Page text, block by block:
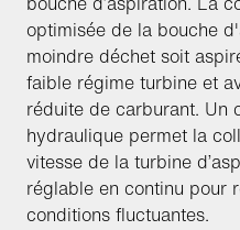
optimisée de la bouche
moindre déchet soit
faible régime turbine et
réduite de carburant. Un
hydraulique permet la
vitesse de la turbine
réglable en continu pour
conditions fluctuantes.